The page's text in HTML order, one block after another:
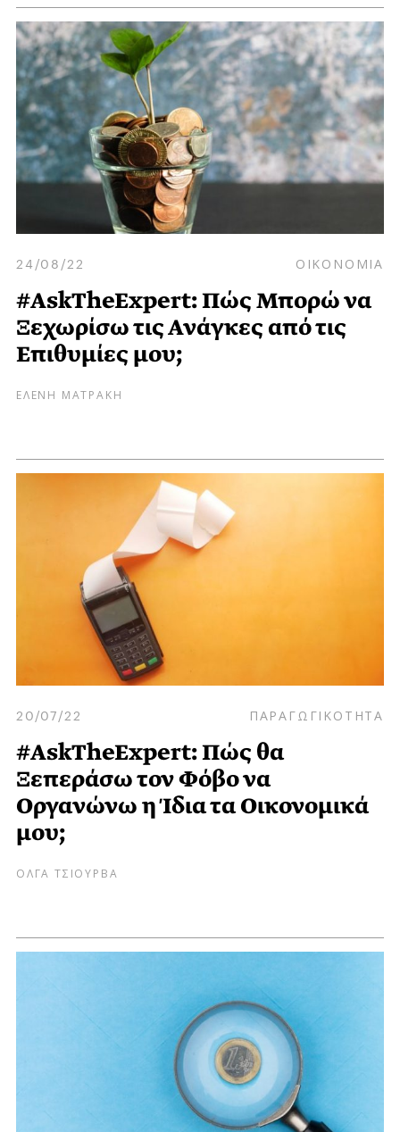
24/08/22 ΟΙΚΟΝΟΜΙΑ
#AskTheExpert: Πώς Μπορώ να
Ξεχωρίσω τις Ανάγκες από τις
Επιθυμίες μου;
ΕΛΕΝΗ ΜΑΤΡΑΚΗ
20/07/22 ΠΑΡΑΓΩΓΙΚΟΤΗΤΑ
#AskTheExpert: Πώς θα
Ξεπεράσω τον Φόβο να
Οργανώνω η Ίδια τα Οικονομικά
μου;
ΟΛΓΑ ΤΣΙΟΥΡΒΑ